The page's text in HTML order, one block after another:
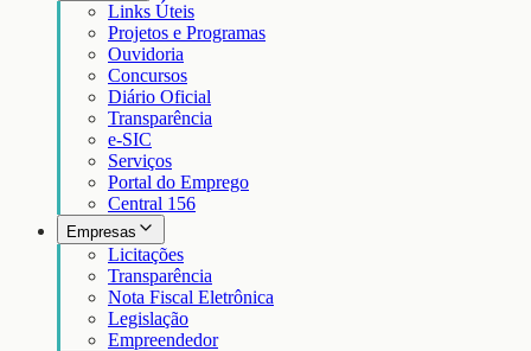
Links Úteis
Projetos e Programas
Ouvidoria
Concursos
Diário Oficial
Transparência
e-SIC
Serviços
Portal do Emprego
Central 156
Empresas
Licitações
Transparência
Nota Fiscal Eletrônica
Legislação
Empreendedor